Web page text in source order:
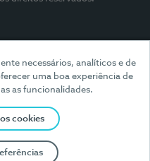
necessários, analíticos e de
uma boa experiência de
as funcionalidades.
cookies